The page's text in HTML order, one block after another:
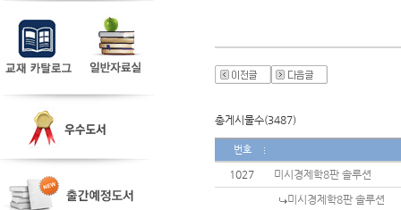
총게시물수(3487)
번호
1027
미시경제학8판 솔루션
미시경제학8판 솔루션